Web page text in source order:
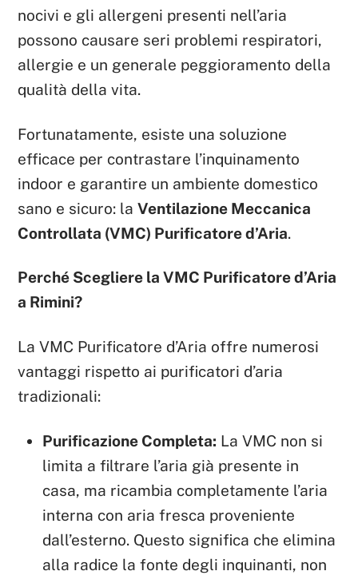
nocivi e gli allergeni presenti nell’aria
possono causare seri problemi respiratori,
allergie e un generale peggioramento della
qualità della vita.
Fortunatamente, esiste una soluzione
efficace per contrastare l’inquinamento
indoor e garantire un ambiente domestico
sano e sicuro: laVentilazione Meccanica
Controllata (VMC) Purificatore d’Aria.
Perché Scegliere la VMC Purificatore d’Aria
a Rimini?
La VMC Purificatore d’Aria offre numerosi
vantaggi rispetto ai purificatori d’aria
tradizionali:
Purificazione Completa: La VMC non si
limita a filtrare l’aria già presente in
casa, ma ricambia completamente l’aria
interna con aria fresca proveniente
dall’esterno. Questo significa che elimina
alla radice la fonte degli inquinanti, non